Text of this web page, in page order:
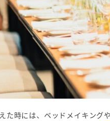
た時には、ベッドメイキング